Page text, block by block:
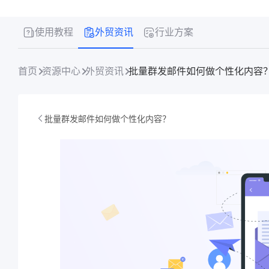
使用教程 外贸资讯 行业方案
首页 资源中心 外贸资讯 批量群发邮件如何做个性化内容
批量群发邮件如何做个性化内容？